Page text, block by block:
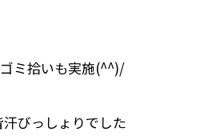
ミ拾いも実施(^^)/
びっしょりでした